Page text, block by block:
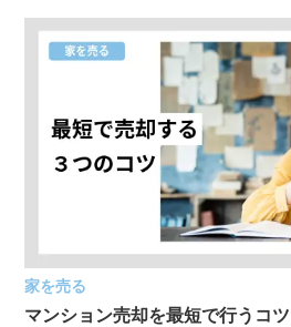
家を売る
マンション売却を最短で行うコ